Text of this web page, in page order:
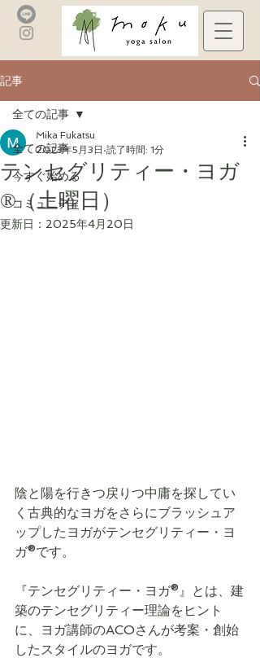
記事
全ての記事
今すぐ始める
コミュニティ
全ての記事
テンセグリティー・ヨガ
®︎（土曜日）
Mika Fukatsu
2023年5月3日 読了時間: 1分
更新日： 2025年4月20日
陰と陽を行きつ戻りつ中庸を探してい
く古典的なヨガをさらにブラッシュア
ップしたヨガがテンセグリティー・ヨ
ガ®︎です。
『テンセグリティー・ヨガ®︎』とは、建
築のテンセグリティー理論をヒント
に、ヨガ講師のACOさんが考案・創始
したスタイルのヨガです。